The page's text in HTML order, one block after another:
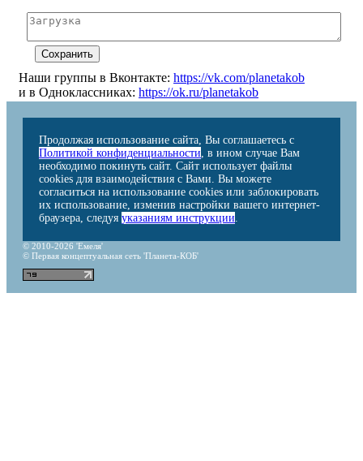
Наши группы в Вконтакте: https://vk.com/planetakob
и в Одноклассниках: https://ok.ru/planetakob
Продолжая использование сайта, Вы соглашаетесь с
Политикой конфиденциальности, в ином случае Вам
необходимо покинуть сайт. Сайт использует файлы
cookies для взаимодействия с Вами. Вы можете
согласиться на использование cookies или заблокировать
их использование, изменив настройки вашего интернет-
браузера, следуя указаниям инструкции.
© 2010-2026 'Емеля'
© Первая концептуальная сеть 'Планета-КОБ'